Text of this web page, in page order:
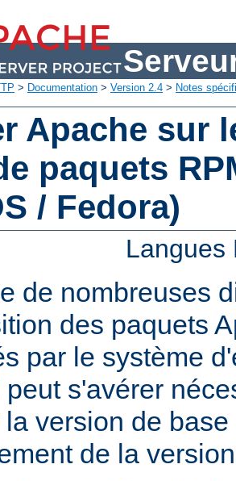
> Documentation > Version 2.4 > Notes
Apache sur
paquets
/ Fedora)
de nombreuses
des paquets
par le système
peut s'avérer
version de
de la